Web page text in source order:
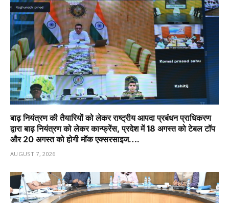
बाढ़ नियंत्रण की तैयारियों को लेकर राष्ट्रीय आपदा प्रबंधन प्राधिकरण
द्वारा बाढ़ नियंत्रण को लेकर कान्फ्रेंस, प्रदेश में 18 अगस्त को टेबल टॉप
और 20 अगस्त को होगी मॉक एक्सरसाइज….
AUGUST 7, 2026